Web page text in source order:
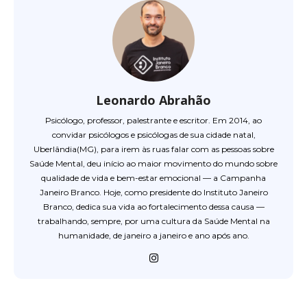
Leonardo Abrahão
Psicólogo, professor, palestrante e escritor. Em 2014, ao
convidar psicólogos e psicólogas de sua cidade natal,
Uberlândia(MG), para irem às ruas falar com as pessoas sobre
Saúde Mental, deu início ao maior movimento do mundo sobre
qualidade de vida e bem-estar emocional — a Campanha
Janeiro Branco. Hoje, como presidente do Instituto Janeiro
Branco, dedica sua vida ao fortalecimento dessa causa —
trabalhando, sempre, por uma cultura da Saúde Mental na
humanidade, de janeiro a janeiro e ano após ano.